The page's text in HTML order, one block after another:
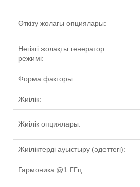
Өткізу жолағы опциялары:
Негізгі жолақты генератор
режимі:
Форма факторы:
Жиілік:
Жиілік опциялары:
Жиіліктерді ауыстыру (әдеттегі):
Гармоника @1 ГГц: